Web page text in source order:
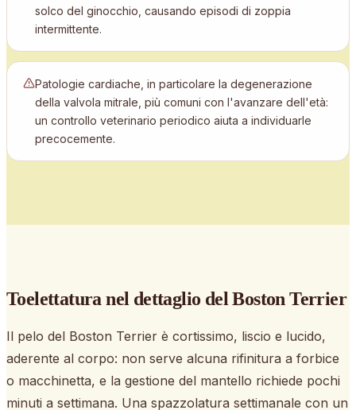
solco del ginocchio, causando episodi di zoppia
intermittente.
Patologie cardiache, in particolare la degenerazione
della valvola mitrale, più comuni con l'avanzare dell'età:
un controllo veterinario periodico aiuta a individuarle
precocemente.
Toelettatura nel dettaglio del Boston Terrier
Il pelo del Boston Terrier è cortissimo, liscio e lucido,
aderente al corpo: non serve alcuna rifinitura a forbice
o macchinetta, e la gestione del mantello richiede pochi
minuti a settimana. Una spazzolatura settimanale con un